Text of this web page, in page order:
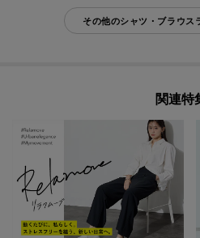
その他のシャツ・ブラウス
関連特